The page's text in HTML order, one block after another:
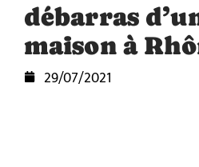
débarras
maison à
29/07/2021